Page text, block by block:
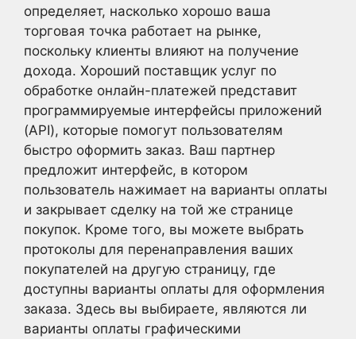
определяет, насколько хорошо ваша
торговая точка работает на рынке,
поскольку клиенты влияют на получение
дохода. Хороший поставщик услуг по
обработке онлайн-платежей представит
программируемые интерфейсы приложений
(API), которые помогут пользователям
быстро оформить заказ. Ваш партнер
предложит интерфейс, в котором
пользователь нажимает на варианты оплаты
и закрывает сделку на той же странице
покупок. Кроме того, вы можете выбрать
протоколы для перенаправления ваших
покупателей на другую страницу, где
доступны варианты оплаты для оформления
заказа. Здесь вы выбираете, являются ли
варианты оплаты графическими